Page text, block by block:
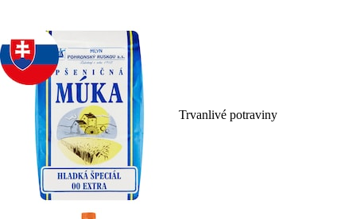
Trvanlivé potraviny